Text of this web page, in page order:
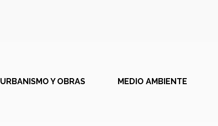
URBANISMO Y OBRAS MEDIO AMBIENTE